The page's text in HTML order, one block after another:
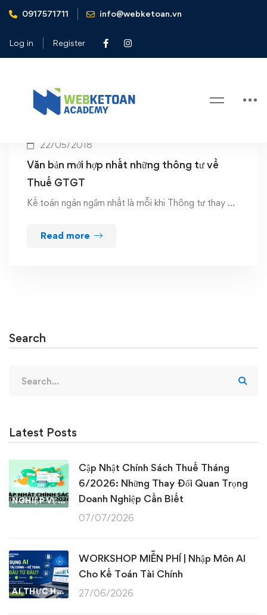
0917571711 info@webketoan.vn
Log in Register
Home Thông tư 13/VBHN-BTC
Tag: Thông tư 13/VBHN-BTC
22/05/2018
Văn bản mới hợp nhất những thông tư về
Thuế GTGT
Kế toán ngán ngẩm nhất là mỗi khi Thông tư thay …
Read more
Search
for:
Latest Posts
NGHIỆP VỤ KẾ TOÁN & THUẾ
Cập Nhật Chính Sách Thuế Tháng
6/2026: Những Thay Đổi Quan Trọng
Doanh Nghiệp Cần Biết
07/07/2026
AI THỰC HÀNH
WORKSHOP MIỄN PHÍ | Nhập Môn AI
Cho Kế Toán Tài Chính
27/06/2026